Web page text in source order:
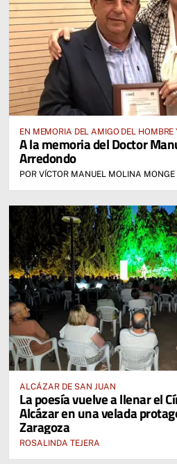
EN MEMORIA DEL AMIGO DEL
A la memoria del Doctor Manuel Bujaldón
Arredondo
POR VÍCTOR MANUEL MOLINA MONGE
ALCÁZAR DE SAN JUAN
La poesía vuelve a llenar el
Alcázar en una velada
Zaragoza
ROSALINDA TEJERA